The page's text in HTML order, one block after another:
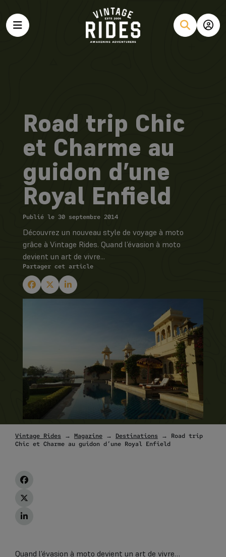
Road trip Chic
et Charme au
guidon d’une
Royal Enfield
Publié le 30 septembre 2014
Découvrez un nouveau style de voyage à moto
grâce à Vintage Rides. Quand l’évasion à moto
devient un art de vivre...
Partager cet article
Vintage Rides → Magazine → Destinations → Road trip
Chic et Charme au guidon d’une Royal Enfield
Quand l’évasion à moto devient un art de vivre…